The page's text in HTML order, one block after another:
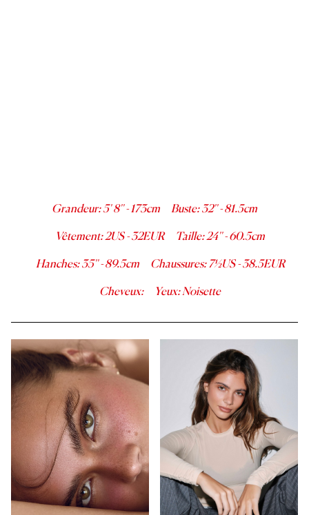
Grandeur:5' 8''-173cm Buste:32''- 81.5cm
Vêtement:2US -32EUR Taille:24''-60.5cm
Hanches:35''-89.5cm Chaussures:7½US -38.5EUR
Cheveux: Yeux:Noisette